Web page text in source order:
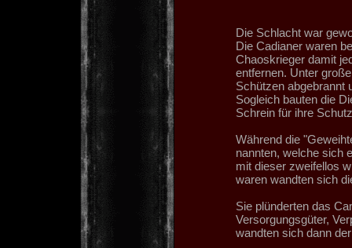
Die Schlacht war
Die Cadianer waren
Chaoskrieger damit
entfernen. Unter
Schützen abgebrannt
Sogleich bauten die
Schrein für ihre
Während die
nannten, welche sich
mit dieser zweifellos
waren wandten sich
Sie plünderten das
Versorgungsgüter,
wandten sich dann